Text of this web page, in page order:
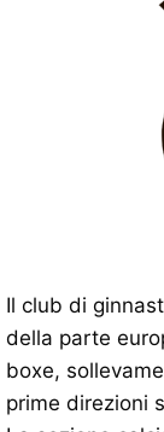
Il club di
della parte
boxe,
prime direzioni